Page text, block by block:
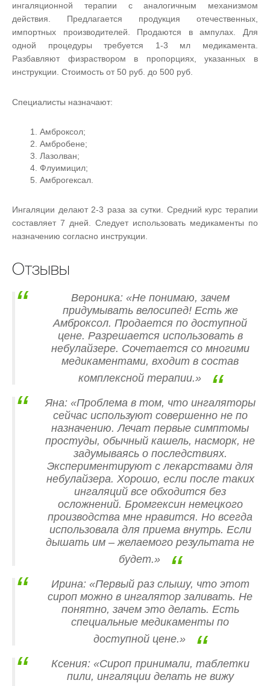
ингаляционной терапии с аналогичным механизмом
действия. Предлагается продукция отечественных,
импортных производителей. Продаются в ампулах. Для
одной процедуры требуется 1-3 мл медикамента.
Разбавляют физраствором в пропорциях, указанных в
инструкции. Стоимость от 50 руб. до 500 руб.
Специалисты назначают:
Амброксол;
Амбробене;
Лазолван;
Флуимицил;
Амброгексал.
Ингаляции делают 2-3 раза за сутки. Средний курс терапии
составляет 7 дней. Следует использовать медикаменты по
назначению согласно инструкции.
Отзывы
Вероника: «Не понимаю, зачем
придумывать велосипед! Есть же
Амброксол. Продается по доступной
цене. Разрешается использовать в
небулайзере. Сочетается со многими
медикаментами, входит в состав
комплексной терапии.»
Яна: «Проблема в том, что ингаляторы
сейчас используют совершенно не по
назначению. Лечат первые симптомы
простуды, обычный кашель, насморк, не
задумываясь о последствиях.
Экспериментируют с лекарствами для
небулайзера. Хорошо, если после таких
ингаляций все обходится без
осложнений. Бромгексин немецкого
производства мне нравится. Но всегда
использовала для приема внутрь. Если
дышать им – желаемого результата не
будет.»
Ирина: «Первый раз слышу, что этот
сироп можно в ингалятор заливать. Не
понятно, зачем это делать. Есть
специальные медикаменты по
доступной цене.»
Ксения: «Сироп принимали, таблетки
пили, ингаляции делать не вижу